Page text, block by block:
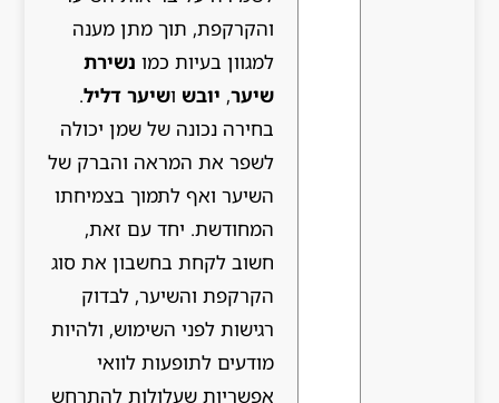
והקרקפת, תוך מתן מענה
למגוון בעיות כמו נשירת
שיער, יובש ושיער דליל.
בחירה נכונה של שמן יכולה
לשפר את המראה והברק של
השיער ואף לתמוך בצמיחתו
המחודשת. יחד עם זאת,
חשוב לקחת בחשבון את סוג
הקרקפת והשיער, לבדוק
רגישות לפני השימוש, ולהיות
מודעים לתופעות לוואי
אפשריות שעלולות להתרחש